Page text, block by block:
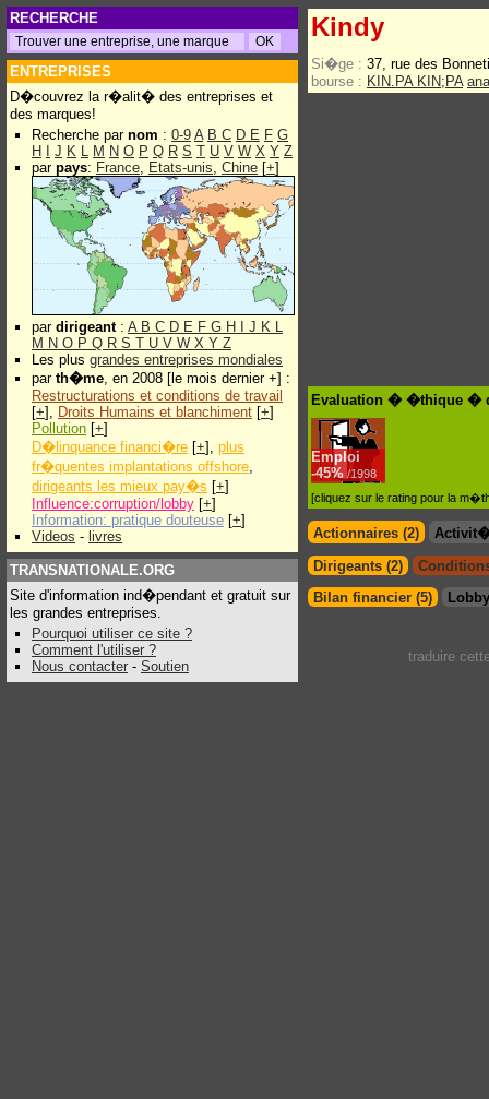
RECHERCHE
ENTREPRISES
D�couvrez la r�alit� des entreprises et
des marques!
Recherche par nom : 0-9 A B C D E F G
H
J K L M N O P Q R S T U V W X Y Z
par pays: France, Etats-unis, Chine [+]
par dirigeant: A B C D E F G H J K L
M N O P Q R S T U V W X Y Z
Les plus grandes entreprises mondiales
par th�me, en 2008 [le mois dernier +] :
Restructurations et conditions de travail
[+], Droits Humains et blanchiment [+]
Pollution [+]
D�linquance financi�re [+], plus
fr�quentes implantations offshore,
dirigeants les mieux pay�s [+]
Influence:corruption/lobby [+]
Information: pratique douteuse [+]
Videos - livres
TRANSNATIONALE.ORG
Site d'information ind�pendant et gratuit sur
les grandes entreprises.
Pourquoi utiliser ce site ?
Comment l'utiliser ?
Nous contacter - Soutien
Kindy
Si�ge : 37, rue des
bourse : KIN.PA KIN;PA
Evaluation � �thique �
Emploi
-45% /1998
[cliquez sur le rating pour la
Actionnaires (2)
Dirigeants (2)
Bilan financier (5)
traduire